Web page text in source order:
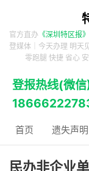
官方直办 《深圳特区报》
登媒体｜今天办理 明天
零跑腿 快捷 省心
登报热线(微
首页 遗失声明
民办非企业